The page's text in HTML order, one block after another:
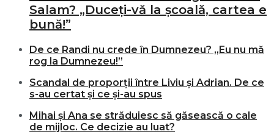
Salam? „Duceți-vă la școală, cartea e
bună!”
De ce Randi nu crede în Dumnezeu? „Eu nu mă
rog la Dumnezeu!”
Scandal de proporții între Liviu și Adrian. De ce
s-au certat și ce și-au spus
Mihai și Ana se străduiesc să găsească o cale
de mijloc. Ce decizie au luat?